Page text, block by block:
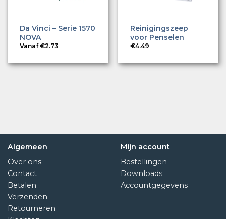
Da Vinci – Serie 1570
NOVA
Vanaf €2.73
Reinigingszeep
voor Penselen
€4.49
Algemeen
Over ons
Contact
Betalen
Verzenden
Retourneren
Mijn account
Bestellingen
Downloads
Accountgegevens